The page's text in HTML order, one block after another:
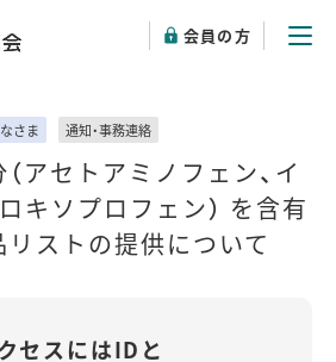
会員の方
アセトアミノフェン、イ
キソプロフェン） を含有
リストの提供について
さま 通知・事務連絡
セスにはIDと